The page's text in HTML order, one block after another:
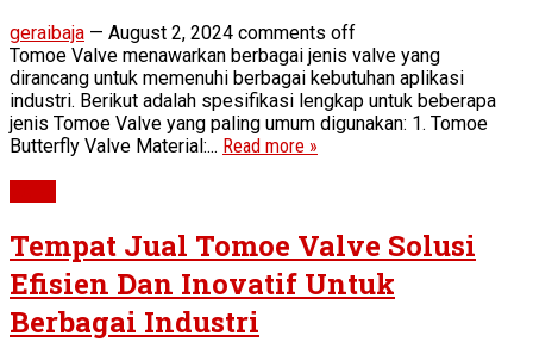
geraibaja — August 2, 2024 comments off
Tomoe Valve menawarkan berbagai jenis valve yang
dirancang untuk memenuhi berbagai kebutuhan aplikasi
industri. Berikut adalah spesifikasi lengkap untuk beberapa
jenis Tomoe Valve yang paling umum digunakan: 1. Tomoe
Butterfly Valve Material:... Read more »
Tempat Jual Tomoe Valve Solusi
Efisien Dan Inovatif Untuk
Berbagai Industri